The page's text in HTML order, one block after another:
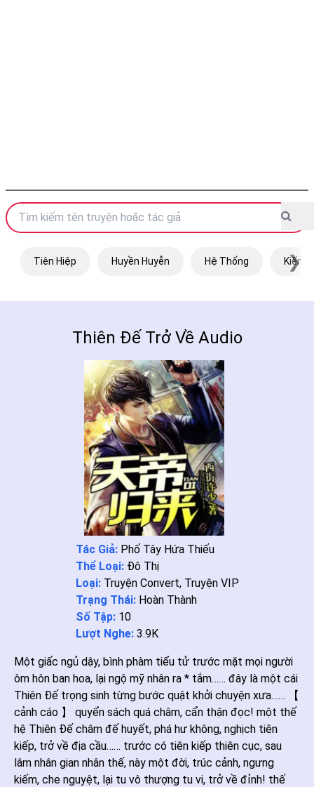
Tiên Hiệp Huyền Huyễn Hệ Thống Kiếm
❯
Thiên Đế Trở Về Audio
Tác Giả: Phố Tây Hứa Thiếu
Thể Loại: Đô Thị
Loại: Truyện Convert, Truyện VIP
Trạng Thái: Hoàn Thành
Số Tập: 10
Lượt Nghe: 3.9K
Một giấc ngủ dậy, bình phàm tiểu tử trước mặt mọi người
ôm hôn ban hoa, lại ngộ mỹ nhân ra * tắm…… đây là một cái
Thiên Đế trọng sinh từng bước quật khởi chuyện xưa…… 【
cảnh cáo 】 quyển sách quá châm, cẩn thận đọc! một thế
hệ Thiên Đế châm đế huyết, phá hư không, nghịch tiên
kiếp, trở về địa cầu…… trước có tiên kiếp thiên cục, sau
lâm nhân gian nhân thế, này một đời, trúc cảnh, ngưng
kiếm, che nguyệt, lại tu vô thượng tu vi, trở về đỉnh! thế